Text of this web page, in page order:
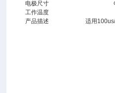
电极尺寸
工作温度
产品描述
适用